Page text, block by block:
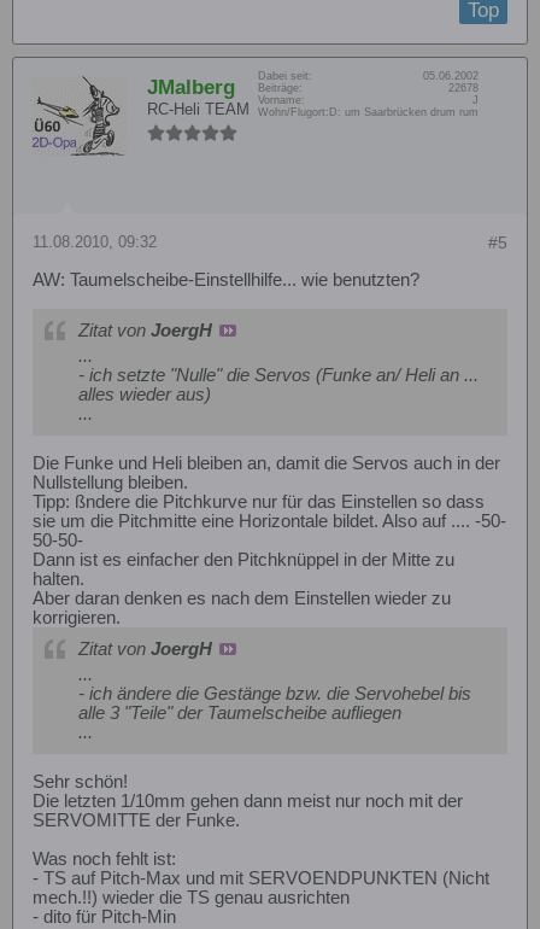
Top
JMalberg
RC-Heli TEAM
Dabei seit:
05.06.2002
Beiträge:
22678
Vorname:
J
Wohn/Flugort: D: um Saarbrücken drum rum
#5
11.08.2010, 09:32
AW: Taumelscheibe-Einstellhilfe... wie benutzten?
Zitat von JoergH
...
- ich setzte "Nulle" die Servos (Funke an/ Heli an ...
alles wieder aus)
...
Die Funke und Heli bleiben an, damit die Servos auch in der
Nullstellung bleiben.
Tipp: ßndere die Pitchkurve nur für das Einstellen so dass
sie um die Pitchmitte eine Horizontale bildet. Also auf .... -50-
50-50-
Dann ist es einfacher den Pitchknüppel in der Mitte zu
halten.
Aber daran denken es nach dem Einstellen wieder zu
korrigieren.
Zitat von JoergH
...
- ich ändere die Gestänge bzw. die Servohebel bis
alle 3 "Teile" der Taumelscheibe aufliegen
...
Sehr schön!
Die letzten 1/10mm gehen dann meist nur noch mit der
SERVOMITTE der Funke.
Was noch fehlt ist:
- TS auf Pitch-Max und mit SERVOENDPUNKTEN (Nicht
mech.!!) wieder die TS genau ausrichten
- dito für Pitch-Min